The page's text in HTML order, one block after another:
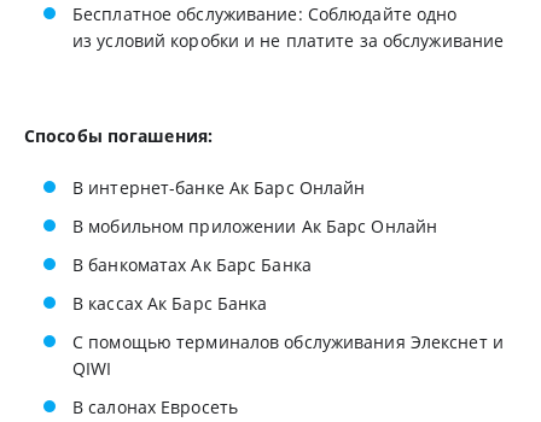
Бесплатное обслуживание: Соблюдайте одно
из условий коробки и не платите за обслуживание
Способы погашения:
В интернет-банке Ак Барс Онлайн
В мобильном приложении Ак Барс Онлайн
В банкоматах Ак Барс Банка
В кассах Ак Барс Банка
С помощью терминалов обслуживания Элекснет и
QIWI
В салонах Евросеть